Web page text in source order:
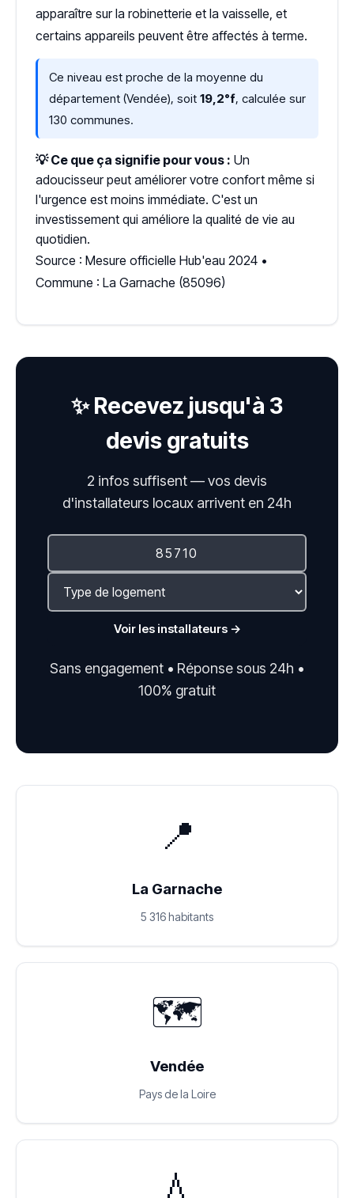
apparaître sur la robinetterie et la vaisselle, et
certains appareils peuvent être affectés à terme.
Ce niveau est proche de la moyenne du
département (Vendée), soit 19,2°f, calculée sur
130 communes.
💡 Ce que ça signifie pour vous : Un
adoucisseur peut améliorer votre confort même si
l'urgence est moins immédiate. C'est un
investissement qui améliore la qualité de vie au
quotidien.
Source : Mesure officielle Hub'eau 2024 •
Commune : La Garnache (85096)
✨ Recevez jusqu'à 3
devis gratuits
2 infos suffisent — vos devis
d'installateurs locaux arrivent en 24h
Voir les installateurs →
Sans engagement • Réponse sous 24h •
100% gratuit
📍
La Garnache
5 316 habitants
🗺️
Vendée
Pays de la Loire